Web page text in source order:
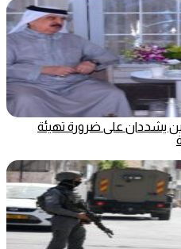
يشددان على ضرورة تهيئة